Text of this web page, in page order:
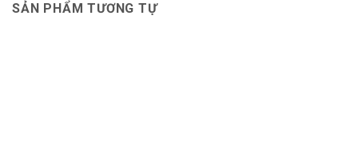
SẢN PHẨM TƯƠNG TỰ